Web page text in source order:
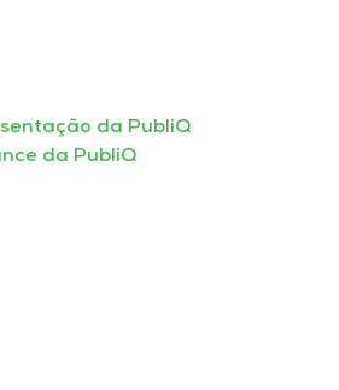
da PubliQ
da PubliQ